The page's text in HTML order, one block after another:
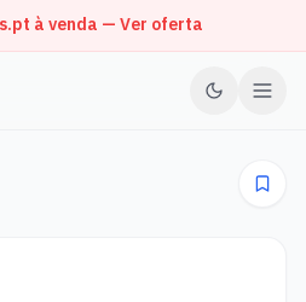
à venda — Ver oferta